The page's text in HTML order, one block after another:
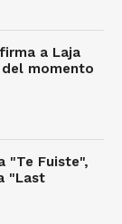
a Laja
momento
"Te Fuiste",
"Last